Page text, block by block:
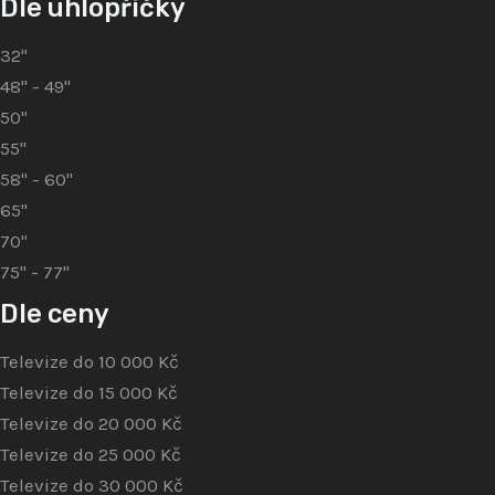
Dle úhlopříčky
32"
48" - 49"
50"
55"
58" - 60"
65"
70"
75" - 77"
Dle ceny
Televize do 10 000 Kč
Televize do 15 000 Kč
Televize do 20 000 Kč
Televize do 25 000 Kč
Televize do 30 000 Kč